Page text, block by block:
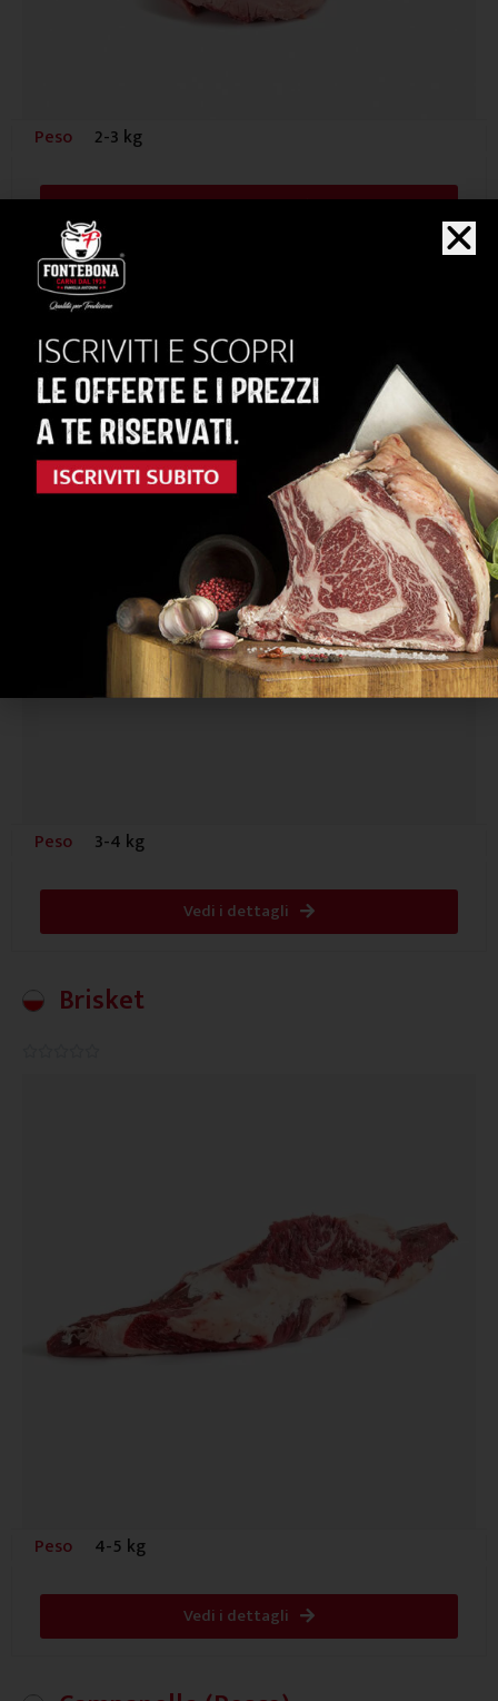
Peso 2-3 kg
Vedi i dettagli
Beef Ribs / Asado
 0.0/5
Peso 3-4 kg
Vedi i dettagli
Brisket
Peso 4-5 kg
Vedi i dettagli